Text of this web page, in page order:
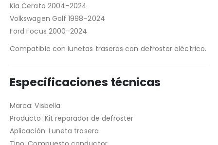
Kia Cerato 2004–2024
Volkswagen Golf 1998–2024
Ford Focus 2000–2024
Compatible con lunetas traseras con defroster eléctrico.
Especificaciones técnicas
Marca: Visbella
Producto: Kit reparador de defroster
Aplicación: Luneta trasera